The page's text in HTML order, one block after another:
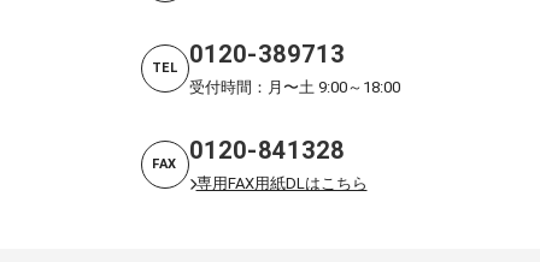
TEL 0120-389713
受付時間：月〜土 9:00～18:00
FAX 0120-841328
専用FAX用紙DLはこちら